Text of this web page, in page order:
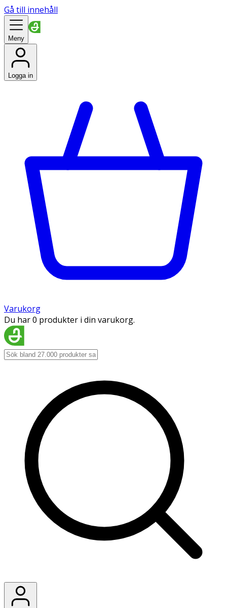
Gå till innehåll
Meny
Logga in
Varukorg
Du har 0 produkter i din varukorg.